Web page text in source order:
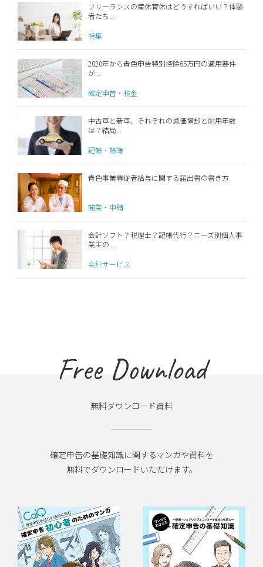
フリーランスの産休育休はどうすればいい？体験
者たち...
特集
2020年から青色申告特別控除65万円の適用要件
が...
確定申告・税金
中古車と新車、それぞれの減価償却と耐用年数
は？結局...
記帳・帳簿
青色事業専従者給与に関する届出書の書き方
開業・申請
会計ソフト？税理士？記帳代行？ニーズ別個人事
業主の...
会計サービス
Free Download
無料ダウンロード資料
確定申告の基礎知識に関するマンガや資料を
無料でダウンロードいただけます。